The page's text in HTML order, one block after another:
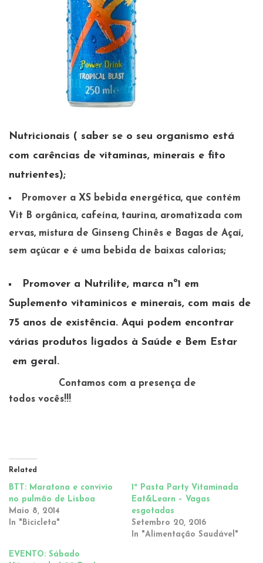
Nutricionais ( saber se o seu organismo está
com carências de vitaminas, minerais e fito
nutrientes);
Promover a XS bebida energética, que contém
Vit B orgânica, cafeína, taurina, aromatizada com
ervas, mistura de Ginseng Chinês e Bagas de Açaí,
sem açúcar e é uma bebida de baixas calorias;
Promover a Nutrilite, marca nº1 em
Suplemento vitaminicos e minerais, com mais de
75 anos de existência. Aqui podem encontrar
várias produtos ligados à Saúde e Bem Estar
em geral.
Contamos com a presença de
todos vocês!!!
Related
BTT: Maratona e convívio
no pulmão de Lisboa
Maio 8, 2014
In "Bicicleta"
1ª Pasta Party Vitaminada
Eat&Learn – Vagas
esgotadas
Setembro 20, 2016
In "Alimentação Saudável"
EVENTO: Sábado